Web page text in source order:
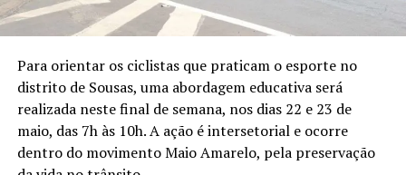
Para orientar os ciclistas que praticam o esporte no
distrito de Sousas, uma abordagem educativa será
realizada neste final de semana, nos dias 22 e 23 de
maio, das 7h às 10h. A ação é intersetorial e ocorre
dentro do movimento Maio Amarelo, pela preservação